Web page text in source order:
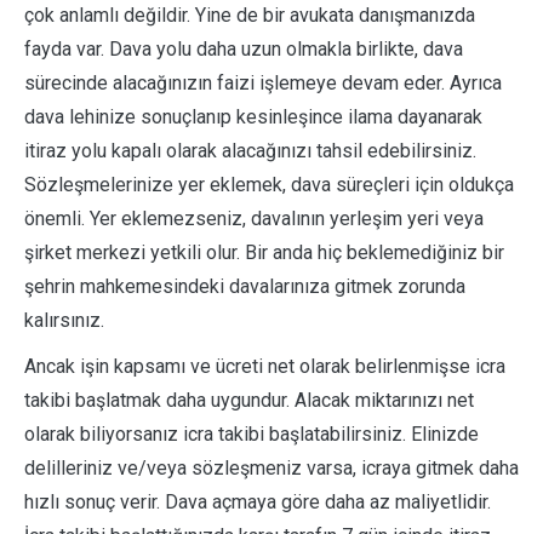
çok anlamlı değildir. Yine de bir avukata danışmanızda
fayda var. Dava yolu daha uzun olmakla birlikte, dava
sürecinde alacağınızın faizi işlemeye devam eder. Ayrıca
dava lehinize sonuçlanıp kesinleşince ilama dayanarak
itiraz yolu kapalı olarak alacağınızı tahsil edebilirsiniz.
Sözleşmelerinize yer eklemek, dava süreçleri için oldukça
önemli. Yer eklemezseniz, davalının yerleşim yeri veya
şirket merkezi yetkili olur. Bir anda hiç beklemediğiniz bir
şehrin mahkemesindeki davalarınıza gitmek zorunda
kalırsınız.
Ancak işin kapsamı ve ücreti net olarak belirlenmişse icra
takibi başlatmak daha uygundur. Alacak miktarınızı net
olarak biliyorsanız icra takibi başlatabilirsiniz. Elinizde
delilleriniz ve/veya sözleşmeniz varsa, icraya gitmek daha
hızlı sonuç verir. Dava açmaya göre daha az maliyetlidir.